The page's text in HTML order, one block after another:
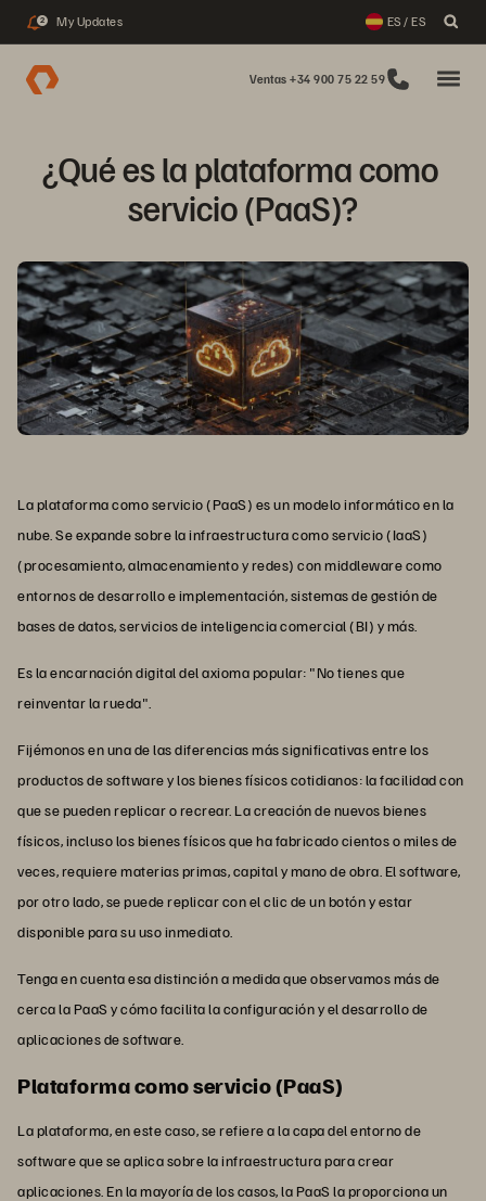
2 My Updates ES / ES
Ventas +34 900 75 22 59
¿Qué es la plataforma como
servicio (PaaS)?
La plataforma como servicio (PaaS) es un modelo informático en la
nube. Se expande sobre la infraestructura como servicio (IaaS)
(procesamiento, almacenamiento y redes) con middleware como
entornos de desarrollo e implementación, sistemas de gestión de
bases de datos, servicios de inteligencia comercial (BI) y más.
Es la encarnación digital del axioma popular: "No tienes que
reinventar la rueda".
Fijémonos en una de las diferencias más significativas entre los
productos de software y los bienes físicos cotidianos: la facilidad con
que se pueden replicar o recrear. La creación de nuevos bienes
físicos, incluso los bienes físicos que ha fabricado cientos o miles de
veces, requiere materias primas, capital y mano de obra. El software,
por otro lado, se puede replicar con el clic de un botón y estar
disponible para su uso inmediato.
Tenga en cuenta esa distinción a medida que observamos más de
cerca la PaaS y cómo facilita la configuración y el desarrollo de
aplicaciones de software.
Plataforma como servicio (PaaS)
La plataforma, en este caso, se refiere a la capa del entorno de
software que se aplica sobre la infraestructura para crear
aplicaciones. En la mayoría de los casos, la PaaS la proporciona un